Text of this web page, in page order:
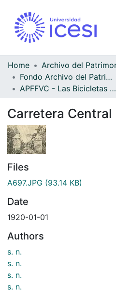
Home
Fondo Archivo del Patrimonio Fotográfico y Fílmico del Valle del Cauca
APFFVC - Las Bicicletas y Ca - Patrimonial
Carretera Central
Files
A697.JPG (93.14 KB)
Date
1920-01-01
Authors
s. n.
s. n.
s. n.
s. n.